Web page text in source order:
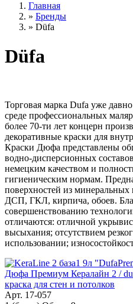
Главная
» Бренды
» Düfa
Düfa
Торговая марка Dufa уже
среде профессиональных
более 70-ти лет концерн
декоративные краски для
Краски Дюфа представлены
водно-дисперсионных
немецким качеством и
гигиеническим нормам.
поверхностей из
ДСП, ГКЛ, кирпича, обоев.
совершенствованию
отличаются: отличной
высыхания; отсутствием
использовании;
Дюфа Премиум Кералайн 2 /
краска для стен и потолков
Арт. 17-057